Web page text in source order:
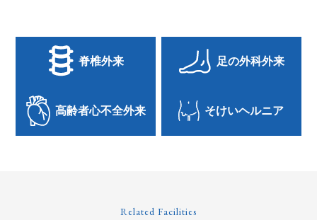
脊椎外来 足の外科外来
高齢者心不全外来 そけいヘルニア
Related Facilities